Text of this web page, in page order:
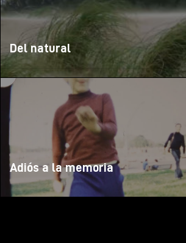
Del natural
Adiós a la memoria